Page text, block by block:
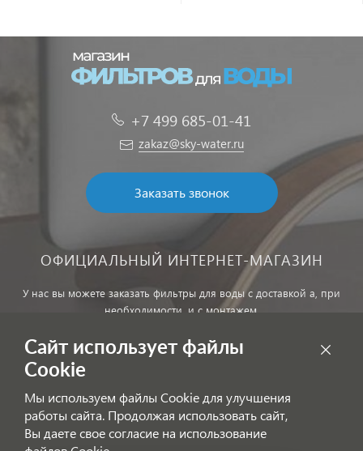
+7 499 685-01-41
zakaz@sky-water.ru
Заказать звонок
ОФИЦИАЛЬНЫЙ ИНТЕРНЕТ-МАГАЗИН
У нас вы можете заказать фильтры для воды с доставкой а, при
необходимости, и с монтажем.
офертой!
Согласие на получение информационных рассылок
Сайт использует файлы
Cookie
Мы используем файлы Cookie для улучшения
работы сайта. Продолжая использовать сайт,
Вы даете свое согласие на использование